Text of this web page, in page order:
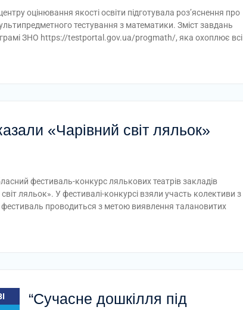
оцінювання якості освіти підготувала роз’яснення про
тестування з математики. Зміст завдань
ЗНО https://testportal.gov.ua/progmath/, яка охоплює всі
«Чарівний світ ляльок»
фестиваль-конкурс лялькових театрів закладів
ляльок». У фестивалі-конкурсі взяли участь колективи з
проводиться з метою виявлення талановитих
“Сучасне дошкілля під